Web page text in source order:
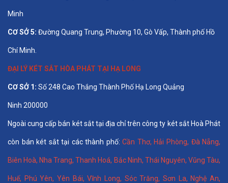
Minh
CƠ SỞ 5: Đường Quang Trung, Phường 10, Gò Vấp, Thành phố Hồ
Chí Minh.
ĐẠI LÝ KÉT SẮT HÒA PHÁT TẠI HẠ LONG
CƠ SỞ 1: Số 248 Cao Thắng Thành Phố Hạ Long Quảng
Ninh 200000
Ngoài cung cấp bán két sắt tại địa chỉ trên công ty két sắt Hoà Phát
còn bán két sắt tại các thành phố:Cần Thơ, Hải Phòng, Đà Nẵng,
Biên Hoà, Nha Trang,Thanh Hoá, Bắc Ninh, Thái Nguyên, Vũng Tàu,
Huế, Phú Yên,Yên Bái,Vĩnh Long, Sóc Trăng,Sơn La, Nghệ An,